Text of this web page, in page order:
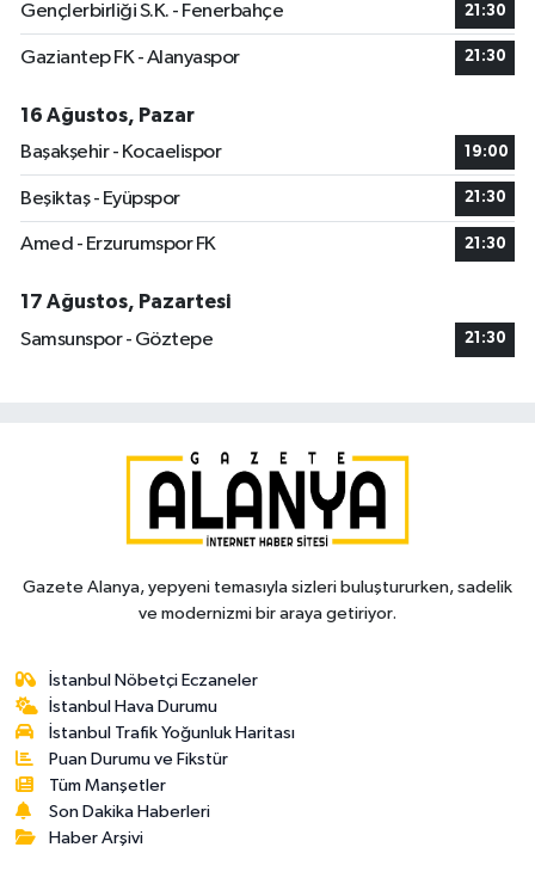
Gençlerbirliği S.K. - Fenerbahçe 21:30
Gaziantep FK - Alanyaspor 21:30
16 Ağustos, Pazar
Başakşehir - Kocaelispor
19:00
Beşiktaş - Eyüpspor 21:30
Amed - Erzurumspor FK 21:30
17 Ağustos, Pazartesi
Samsunspor - Göztepe
21:30
Gazete Alanya, yepyeni temasıyla sizleri buluştururken, sadelik
ve modernizmi bir araya getiriyor.
İstanbul Nöbetçi Eczaneler
İstanbul Hava Durumu
İstanbul Trafik Yoğunluk Haritası
Puan Durumu ve Fikstür
Tüm Manşetler
Son Dakika Haberleri
Haber Arşivi